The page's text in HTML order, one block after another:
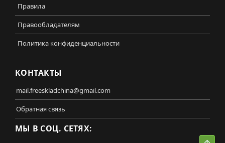
Правила
Правообладателям
Политика конфиденциальности
КОНТАКТЫ
mail.freeskladchina@gmail.com
Обратная связь
МЫ В СОЦ. СЕТЯХ: